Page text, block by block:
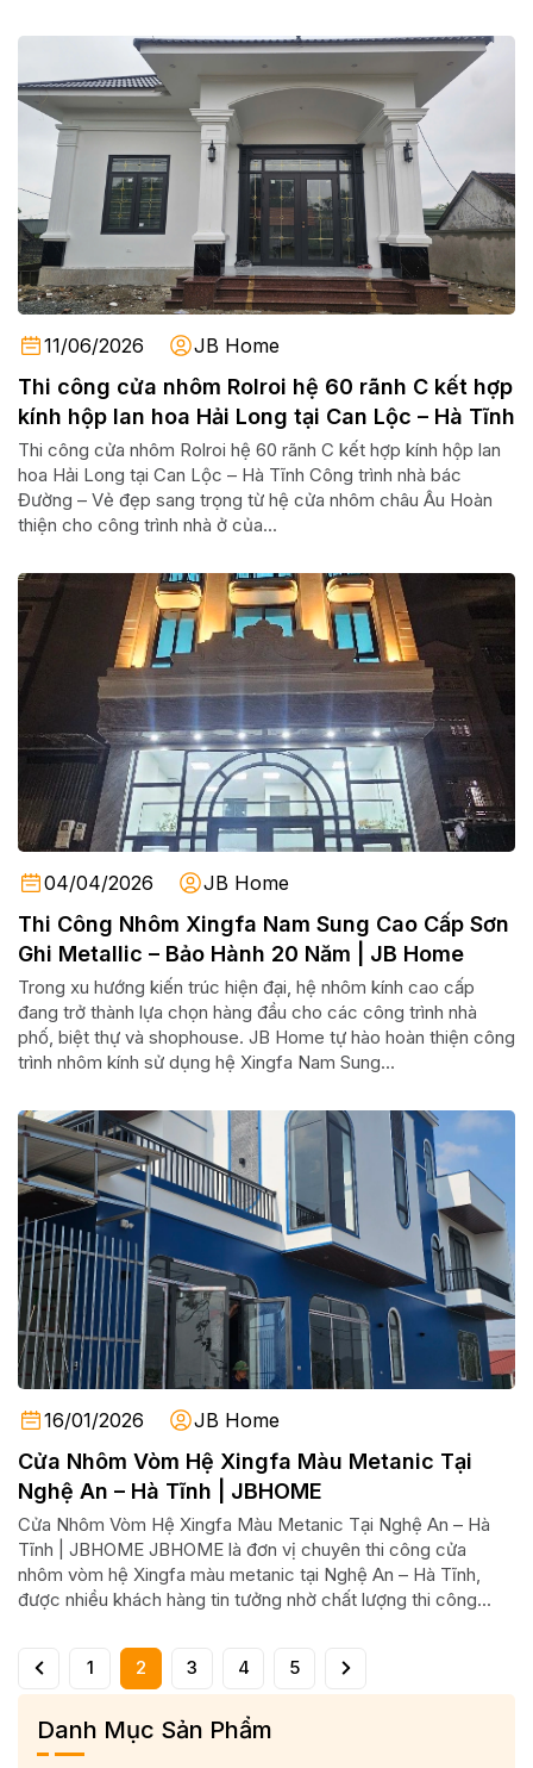
11/06/2026 JB Home
Thi công cửa nhôm Rolroi hệ 60 rãnh C kết hợp
kính hộp lan hoa Hải Long tại Can Lộc – Hà Tĩnh
Thi công cửa nhôm Rolroi hệ 60 rãnh C kết hợp kính hộp lan
hoa Hải Long tại Can Lộc – Hà Tĩnh Công trình nhà bác
Đường – Vẻ đẹp sang trọng từ hệ cửa nhôm châu Âu Hoàn
thiện cho công trình nhà ở của...
04/04/2026 JB Home
Thi Công Nhôm Xingfa Nam Sung Cao Cấp Sơn
Ghi Metallic – Bảo Hành 20 Năm | JB Home
Trong xu hướng kiến trúc hiện đại, hệ nhôm kính cao cấp
đang trở thành lựa chọn hàng đầu cho các công trình nhà
phố, biệt thự và shophouse. JB Home tự hào hoàn thiện công
trình nhôm kính sử dụng hệ Xingfa Nam Sung...
16/01/2026 JB Home
Cửa Nhôm Vòm Hệ Xingfa Màu Metanic Tại
Nghệ An – Hà Tĩnh | JBHOME
Cửa Nhôm Vòm Hệ Xingfa Màu Metanic Tại Nghệ An – Hà
Tĩnh | JBHOME JBHOME là đơn vị chuyên thi công cửa
nhôm vòm hệ Xingfa màu metanic tại Nghệ An – Hà Tĩnh,
được nhiều khách hàng tin tưởng nhờ chất lượng thi công...
1 2 3 4 5
Danh Mục Sản Phẩm